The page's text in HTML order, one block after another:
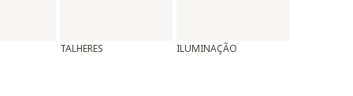
TALHERES ILUMINAÇÃO